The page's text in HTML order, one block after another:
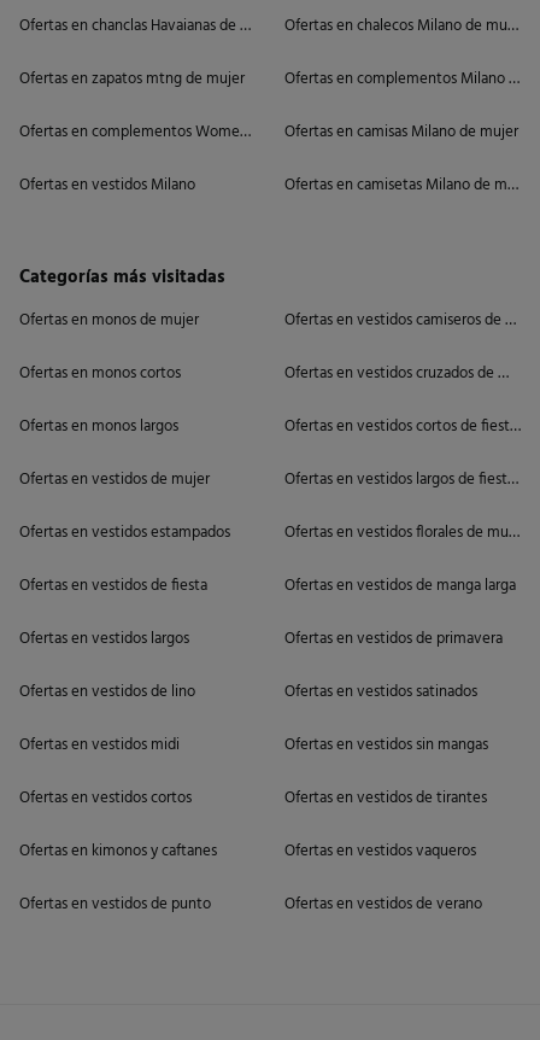
Ofertas en chanclas Havaianas de mujer
Ofertas en zapatos mtng de mujer
Ofertas en complementos Women'secret
Ofertas en vestidos Milano
Ofertas en chalecos Milano de mujer
Ofertas en complementos Milano de
Ofertas en camisas Milano de mujer
Ofertas en camisetas Milano de mujer
Categorías más visitadas
Ofertas en monos de mujer
Ofertas en monos cortos
Ofertas en monos largos
Ofertas en vestidos de mujer
Ofertas en vestidos estampados
Ofertas en vestidos de fiesta
Ofertas en vestidos largos
Ofertas en vestidos de lino
Ofertas en vestidos midi
Ofertas en vestidos cortos
Ofertas en kimonos y caftanes
Ofertas en vestidos de punto
Ofertas en vestidos camiseros de
Ofertas en vestidos cruzados de mujer
Ofertas en vestidos cortos de fiesta
Ofertas en vestidos largos de fiesta
Ofertas en vestidos florales de mujer
Ofertas en vestidos de manga larga
Ofertas en vestidos de primavera
Ofertas en vestidos satinados
Ofertas en vestidos sin mangas
Ofertas en vestidos de tirantes
Ofertas en vestidos vaqueros
Ofertas en vestidos de verano